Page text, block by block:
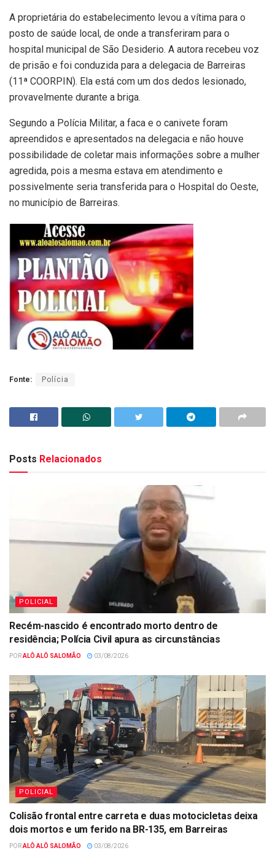
A proprietária do estabelecimento levou a vítima para o
posto de saúde local, de onde a transferiram para o
hospital municipal de São Desiderio. A autora recebeu voz
de prisão e foi conduzida para a delegacia de Barreiras
(11ª COORPIN). Ela está com um dos dedos lesionado,
provavelmente durante a briga.
Segundo a Polícia Militar, a faca e o canivete foram
apreendidos e apresentados na delegacia e não houve
possibilidade de coletar mais informações sobre a mulher
agredida, pois a mesma estava em atendimento e
possivelmente seria transferida para o Hospital do Oeste,
no município de Barreiras.
Fonte: Polícia
Posts Relacionados
POLICIAL
Recém-nascido é encontrado morto dentro de
residência; Polícia Civil apura as circunstâncias
PORALÔ ALÔ SALOMÃO 03/08/2026
POLICIAL
Colisão frontal entre carreta e duas motocicletas deixa
dois mortos e um ferido na BR-135, em Barreiras
PORALÔ ALÔ SALOMÃO 03/08/2026